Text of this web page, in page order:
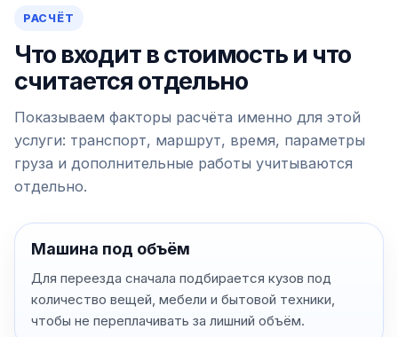
РАСЧЁТ
Что входит в стоимость и что
считается отдельно
Показываем факторы расчёта именно для этой
услуги: транспорт, маршрут, время, параметры
груза и дополнительные работы учитываются
отдельно.
Машина под объём
Для переезда сначала подбирается кузов под
количество вещей, мебели и бытовой техники,
чтобы не переплачивать за лишний объём.